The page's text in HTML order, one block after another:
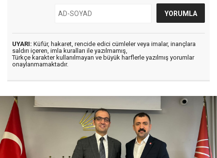
UYARI: Küfür, hakaret, rencide edici cümleler veya imalar, inançlara
saldırı içeren, imla kuralları ile yazılmamış,
Türkçe karakter kullanılmayan ve büyük harflerle yazılmış yorumlar
onaylanmamaktadır.